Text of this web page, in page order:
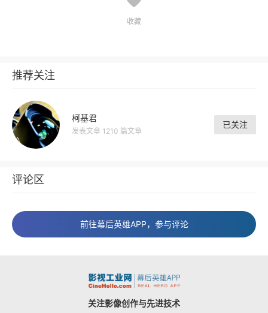
收藏
推荐关注
柯基君
发表文章 1210 篇文章
已关注
评论区
前往幕后英雄APP，参与评论
关注影像创作与先进技术